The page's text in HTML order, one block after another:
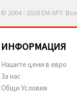
© 2004 - 2026 ЕМ АРТ.
ИНФОРМАЦИЯ
Нашите цени в евро
За нас
Общи Условия